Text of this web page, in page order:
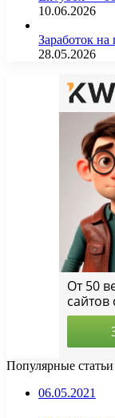
10.06.2026
Заработок на
28.05.2026
Популярные статьи
06.05.2021